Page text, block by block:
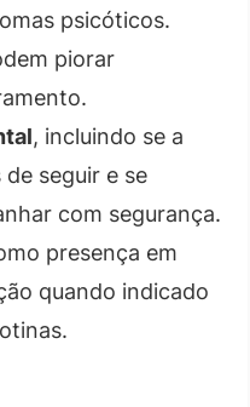
psicóticos.
piorar
, incluindo se a
seguir e se
com segurança.
presença em
quando indicado